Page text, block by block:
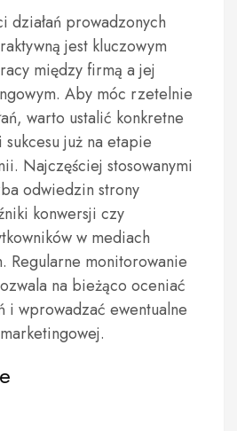
działań prowadzonych
jest kluczowym
między firmą a jej
Aby móc rzetelnie
warto ustalić konkretne
już na etapie
Najczęściej stosowanymi
odwiedzin strony
konwersji czy
w mediach
Regularne monitorowanie
na bieżąco oceniać
i wprowadzać ewentualne